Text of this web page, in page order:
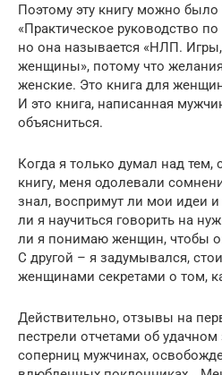
Поэтому эту книгу можно
«Практическое руководство
но она называется «НЛП.
женщины», потому что
женские. Это книга для
И это книга, написанная
объясниться.
Когда я только думал над тем,
книгу, меня одолевали
знал, воспримут ли мои идеи
ли я научиться говорить на
ли я понимаю женщин, чтобы
С другой – я задумывался,
женщинами секретами о том,
Действительно, отзывы на
пестрели отчетами об
соперниц мужчинах,